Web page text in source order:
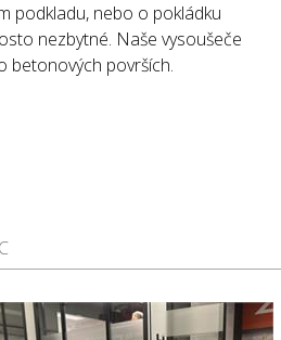
podkladu, nebo o pokládku
nezbytné. Naše vysoušeče
betonových površích.